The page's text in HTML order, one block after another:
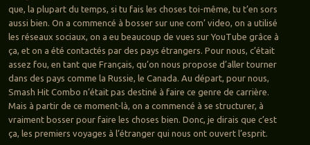
que, la plupart du temps, si tu fais les choses toi-même, tu t’en sors
aussi bien. On a commencé à bosser sur une com’ video, on a utilisé
les réseaux sociaux, on a eu beaucoup de vues sur YouTube grâce à
ça, et on a été contactés par des pays étrangers. Pour nous, c’était
assez fou, en tant que Français, qu’on nous propose d’aller tourner
dans des pays comme la Russie, le Canada. Au départ, pour nous,
Smash Hit Combo n’était pas destiné à faire ce genre de carrière.
Mais à partir de ce moment-là, on a commencé à se structurer, à
vraiment bosser pour faire les choses bien. Donc, je dirais que c’est
ça, les premiers voyages à l’étranger qui nous ont ouvert l’esprit.